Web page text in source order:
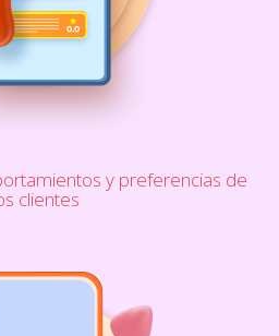
y preferencias de
clientes